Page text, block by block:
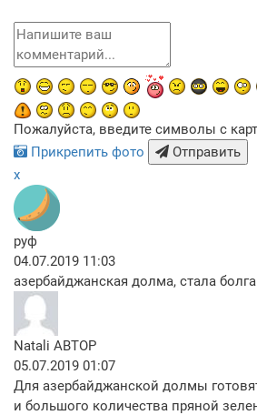
Пожалуйста, введите символы с
Прикрепить фото
Отправить
x
руф
04.07.2019 11:03
азербайджанская долма, стала
Natali АВТОР
05.07.2019 01:07
Для азербайджанской долмы
и большого количества пряной